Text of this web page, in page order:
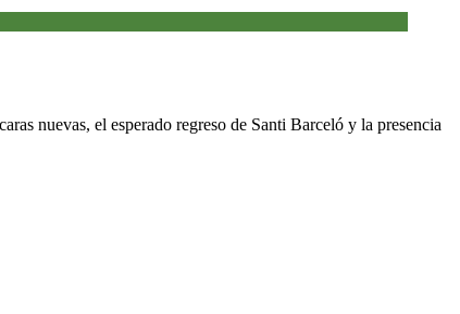
nuevas, el esperado regreso de Santi Barceló y la presencia